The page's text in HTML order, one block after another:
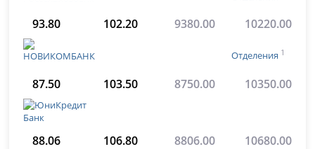
93.80 102.20 9380.00 10220.00
Отделения 1
87.50 103.50 8750.00 10350.00
88.06 106.80 8806.00 10680.00